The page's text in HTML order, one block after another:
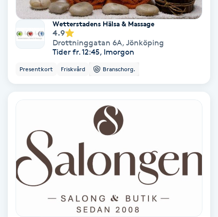
Permanent
Permanent hårborttagning
Personal shopper
Personlig tränare
Picolaser
Piercing
Pigmentbehandling
Wetterstadens Hälsa & Massage
4.9
Drottninggatan 6A, Jönköping
Tider fr. 12:45, Imorgon
Presentkort Friskvård Branschorg.